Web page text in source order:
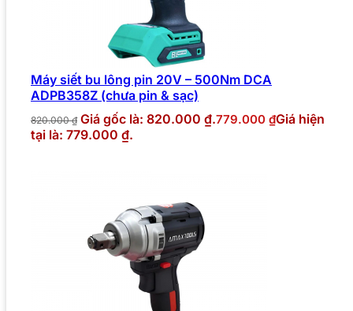
Máy siết bu lông pin 20V – 500Nm DCA
ADPB358Z (chưa pin & sạc)
820.000₫ Giá gốc là: 820.000 ₫.779.000 ₫Giá hiện
tại là: 779.000 ₫.